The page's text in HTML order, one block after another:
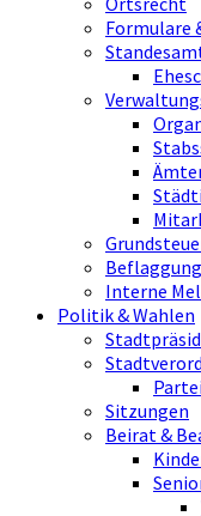
Formulare
Beflaggung
Interne
Politik & Wahlen
Sitzungen
Beirat &